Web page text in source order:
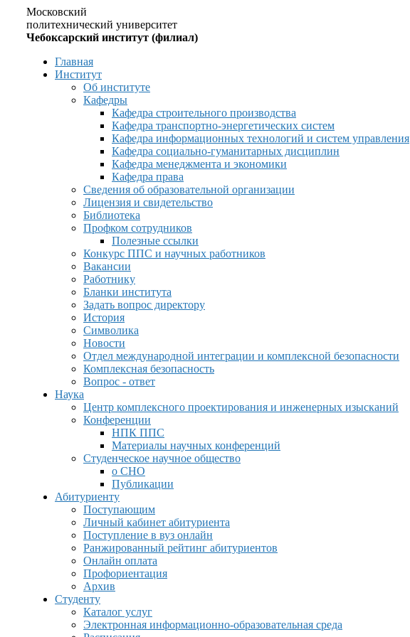
Московский
политехнический университет
Чебоксарский институт (филиал)
Главная
Институт
Об институте
Кафедры
Кафедра строительного производства
Кафедра транспортно-энергетических систем
Кафедра информационных технологий и систем управления
Кафедра социально-гуманитарных дисциплин
Кафедра менеджмента и экономики
Кафедра права
Сведения об образовательной организации
Лицензия и свидетельство
Библиотека
Профком сотрудников
Полезные ссылки
Конкурс ППС и научных работников
Вакансии
Работнику
Бланки института
Задать вопрос директору
История
Символика
Новости
Отдел международной интеграции и комплексной безопасности
Комплексная безопасность
Вопрос - ответ
Наука
Центр комплексного проектирования и инженерных изысканий
Конференции
НПК ППС
Материалы научных конференций
Студенческое научное общество
о СНО
Публикации
Абитуриенту
Поступающим
Личный кабинет абитуриента
Поступление в вуз онлайн
Ранжированный рейтинг абитуриентов
Онлайн оплата
Профориентация
Архив
Студенту
Каталог услуг
Электронная информационно-образовательная среда